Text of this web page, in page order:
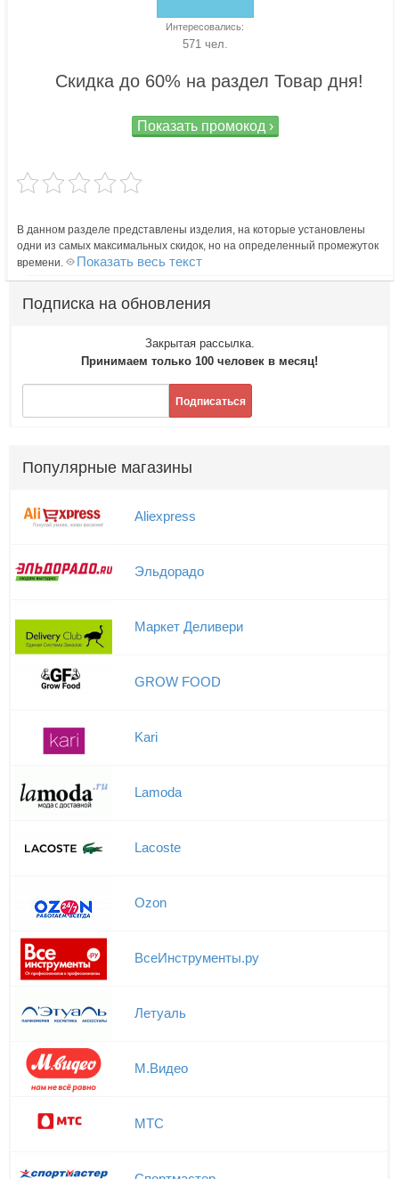
Интересовались:
571 чел.
Скидка до 60% на раздел Товар дня!
Показать промокод ›
В данном разделе представлены изделия, на которые установлены
одни из самых максимальных скидок, но на определенный промежуток
времени.
Показать весь текст
Подписка на обновления
Закрытая рассылка.
Принимаем только 100 человек в месяц!
Подписаться
Популярные магазины
Aliexpress
Эльдорадо
Маркет Деливери
GROW FOOD
Kari
Lamoda
Lacoste
Ozon
ВсеИнструменты.ру
Летуаль
М.Видео
МТС